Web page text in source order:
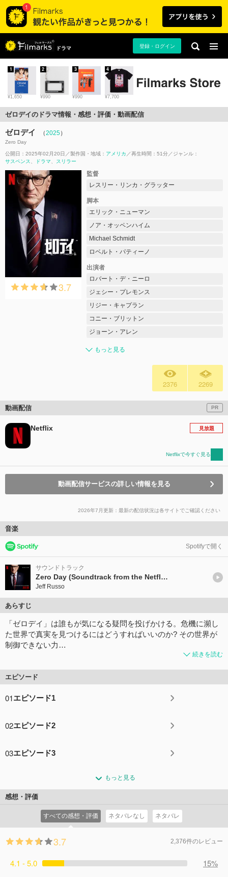
ドラマ 登録・ログイン
¥1,650
1
¥990
2
¥990
3
¥7,700
4
ゼロデイのドラマ情報・感想・評価・動画配信
ゼロデイ （2025）
Zero Day
公開日：2025年02月20日 製作国・地域： アメリカ 再生時間：51分
ジャンル：
サスペンス
ドラマ スリラー
3.7
監督
レスリー・リンカ・グラッター
脚本
エリック・ニューマン
ノア・オッペンハイム
Michael Schmidt
ロベルト・パティーノ
出演者
ロバート・デ・ニーロ
ジェシー・プレモンス
リジー・キャプラン
コニー・ブリットン
ジョーン・アレン
もっと見る
2376 2269
動画配信 PR
Netflix 見放題
Netflixで今すぐ見る
動画配信サービスの詳しい情報を見る
2026年7月更新：最新の配信状況は各サイトでご確認ください
音楽
Spotifyで開く
サウンドトラック
Zero Day (Soundtrack from the Netflix Series)
Jeff Russo
あらすじ
「ゼロデイ」は誰もが気になる疑問を投げかける。危機に瀕し
た世界で真実を見つけるにはどうすればいいのか? その世界が
制御できない力…
続きを読む
エピソード
01エピソード1
02エピソード2
03エピソード3
もっと見る
感想・評価
すべての感想・評価 ネタバレなし ネタバレ
3.7 2,376件のレビュー
4.1 - 5.0
15%